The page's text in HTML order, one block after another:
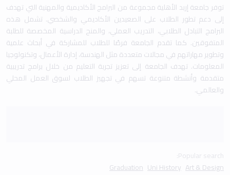
توفر جامعة إربد الأهلية مجموعة من البرامج الأكاديمية والمهنية التي تهدف
إلى دعم تطور الطلاب على الصعيدين الأكاديمي والشخصي. تشمل هذه
البرامج التبادل الطلابي، التدريب العملي، والمنح الدراسية المخصصة للطلبة
المتفوقين. كما تقدم الجامعة فرصًا للطلاب للمشاركة في أبحاث علمية
وتطوير مهاراتهم في مجالات متعددة مثل الهندسة، إدارة الأعمال، وتكنولوجيا
المعلومات. تهدف الجامعة إلى تعزيز تجربة التعليم من خلال برامج تدريبية
متقدمة وأنشطة متنوعة تسهم في تجهيز الطلاب لسوق العمل المحلي
والعالمي.
Art & Design
Uni History
Graduation